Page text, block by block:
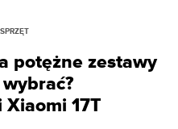
SPRZĘT
potężne zestawy
17T